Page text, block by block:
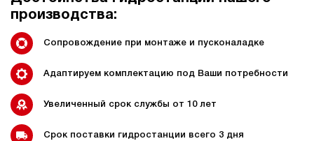
производства:
Сопровождение при монтаже и пусконаладке
Адаптируем комплектацию под Ваши потребности
Увеличенный срок службы от 10 лет
Срок поставки гидростанции всего 3 дня